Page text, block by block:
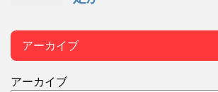
アーカイブ
アーカイブ